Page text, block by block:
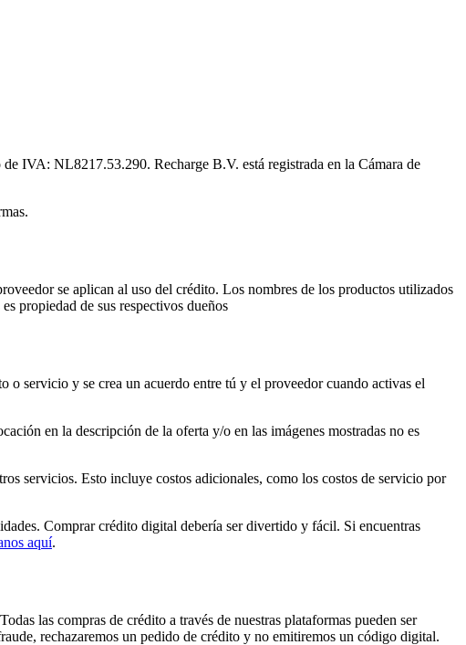
IVA: NL8217.53.290. Recharge B.V. está registrada en la Cámara de
se aplican al uso del crédito. Los nombres de los productos utilizados
propiedad de sus respectivos dueños
servicio y se crea un acuerdo entre tú y el proveedor cuando activas el
en la descripción de la oferta y/o en las imágenes mostradas no es
servicios. Esto incluye costos adicionales, como los costos de servicio por
Comprar crédito digital debería ser divertido y fácil. Si encuentras
aquí.
las compras de crédito a través de nuestras plataformas pueden ser
rechazaremos un pedido de crédito y no emitiremos un código digital.